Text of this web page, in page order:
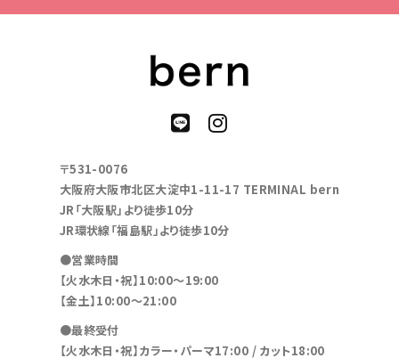
〒531-0076
大阪府大阪市北区大淀中1-11-17 TERMINAL bern
JR「大阪駅」より徒歩10分
JR環状線「福島駅」より徒歩10分
●営業時間
【火水木日・祝】10:00～19:00
【金土】10:00〜21:00
●最終受付
【火水木日・祝】カラー・パーマ17:00 / カット18:00